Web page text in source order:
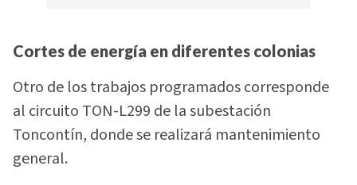
Cortes de energía en diferentes colonias
Otro de los trabajos programados corresponde
al circuito TON-L299 de la subestación
Toncontín, donde se realizará mantenimiento
general.